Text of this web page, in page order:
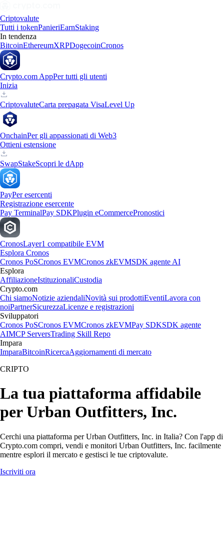
Criptovalute
Tutti i tokenPanieriEarnStaking
In tendenza
BitcoinEthereumXRPDogecoinCronos
Crypto.com AppPer tutti gli utenti
Inizia
CriptovaluteCarta prepagata VisaLevel Up
OnchainPer gli appassionati di Web3
Ottieni estensione
SwapStakeScopri le dApp
PayPer esercenti
Registrazione esercente
Pay TerminalPay SDKPlugin eCommercePronostici
CronosLayer1 compatibile EVM
Esplora Cronos
Cronos PoSCronos EVMCronos zkEVMSDK agente AI
Esplora
AffiliazioneIstituzionaliCustodia
Crypto.com
Chi siamoNotizie aziendaliNovità sui prodottiEventiLavora con
noiPartnerSicurezzaLicenze e registrazioni
Sviluppatori
Cronos PoSCronos EVMCronos zkEVMPay SDKSDK agente
AIMCP ServersTrading Skill Repo
Impara
ImparaBitcoinRicercaAggiornamenti di mercato
CRIPTO
La tua piattaforma affidabile
per Urban Outfitters, Inc.
Cerchi una piattaforma per Urban Outfitters, Inc. in Italia? Con l'app di
Crypto.com compri, vendi e monitori Urban Outfitters, Inc. facilmente
mentre esplori il mercato e gestisci le tue criptovalute.
Iscriviti ora